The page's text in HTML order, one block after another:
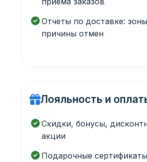
Отчеты по доставке:
причины отмен
Лояльность и
Скидки, бонусы,
акции
Подарочные